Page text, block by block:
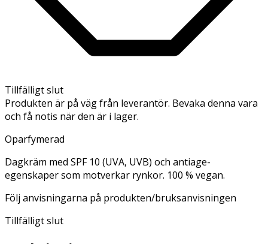
Tillfälligt slut
Produkten är på väg från leverantör. Bevaka denna vara
och få notis när den är i lager.
Oparfymerad
Dagkräm med SPF 10 (UVA, UVB) och antiage-
egenskaper som motverkar rynkor. 100 % vegan.
Följ anvisningarna på produkten/bruksanvisningen
Tillfälligt slut